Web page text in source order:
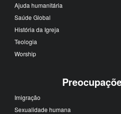
Ajuda humanitária
Saúde Global
História da Igreja
Teologia
Worship
Imigração
Sexualidade humana